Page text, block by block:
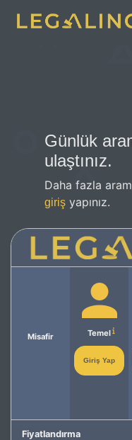
Günlük
ulaştınız.
Daha fazla
giriş yapınız.
Misafir Temel
Giriş Yap
Fiyatlandırma